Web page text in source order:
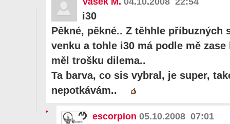
i30
Pěkné, pěkné.. Z těhhle příbuzných
venku a tohle i30 má podle mě
měl trošku dilema..
Ta barva, co sis vybral, je super,
nepotkávám..
escorpion 05.10.2008 07:01